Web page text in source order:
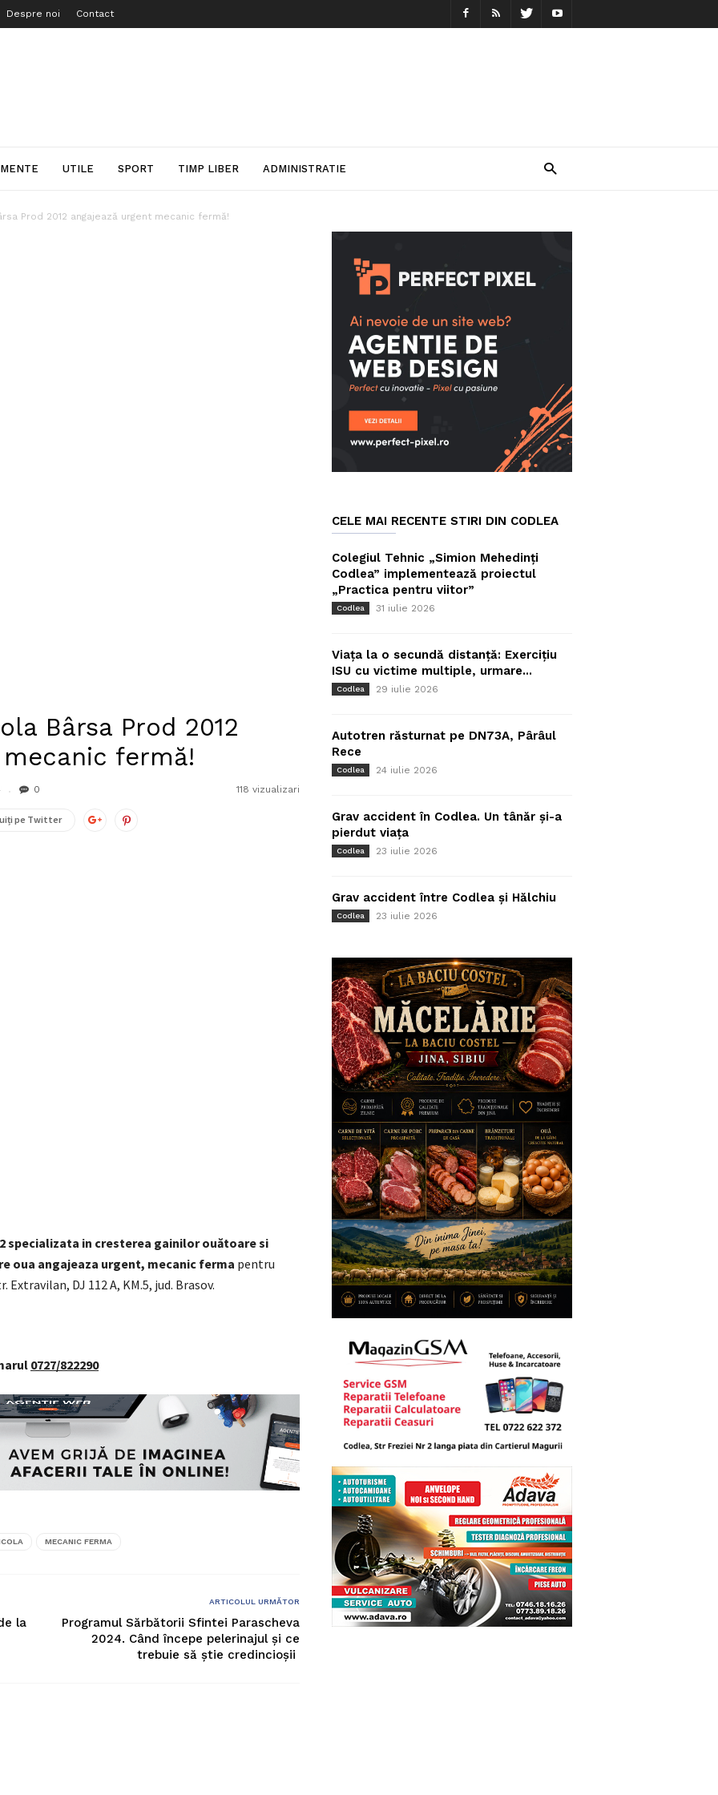
Despre noi Contact
UTILE SPORT TIMP LIBER ADMINISTRATIE
Prod 2012 angajează urgent mecanic fermă!
Bârsa Prod 2012
fermă!
0 118 vizualizari
pe Twitter
specializata in cresterea gainilor ouătoare si
oua angajeaza urgent, mecanic ferma pentru
DJ 112 A, KM.5, jud. Brasov.
0727/822290
MECANIC FERMA
la
ARTICOLUL URMĂTOR
Programul Sărbătorii Sfintei Parascheva
2024. Când începe pelerinajul și ce
trebuie să știe credincioșii
CELE MAI RECENTE STIRI DIN CODLEA
Colegiul Tehnic „Simion Mehedinți
Codlea” implementează proiectul
„Practica pentru viitor”
Codlea 31 iulie 2026
Viața la o secundă distanță: Exercițiu
ISU cu victime multiple, urmare...
Codlea 29 iulie 2026
Autotren răsturnat pe DN73A, Pârâul
Rece
Codlea 24 iulie 2026
Grav accident în Codlea. Un tânăr și-a
pierdut viața
Codlea 23 iulie 2026
Grav accident între Codlea și Hălchiu
Codlea 23 iulie 2026